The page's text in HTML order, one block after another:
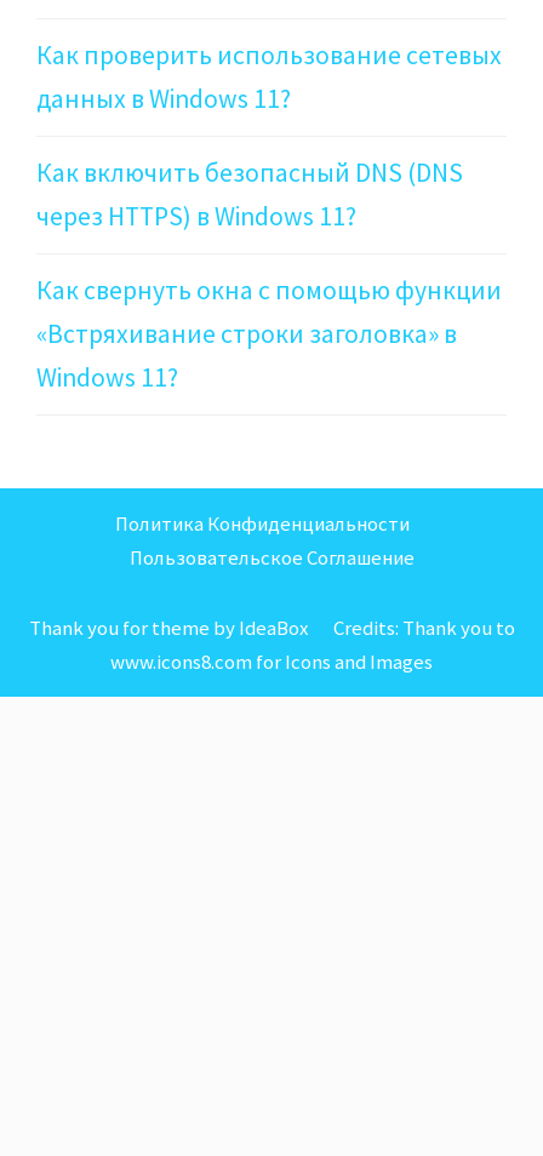
Как проверить использование сетевых
данных в Windows 11?
Как включить безопасный DNS (DNS
через HTTPS) в Windows 11?
Как свернуть окна с помощью функции
«Встряхивание строки заголовка» в
Windows 11?
Политика Конфиденциальности
Пользовательское Соглашение
Thank you for theme by IdeaBox Credits: Thank you to
www.icons8.com for IconsandImages